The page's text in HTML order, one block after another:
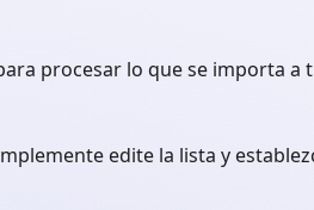
procesar lo que se importa a
edite la lista y